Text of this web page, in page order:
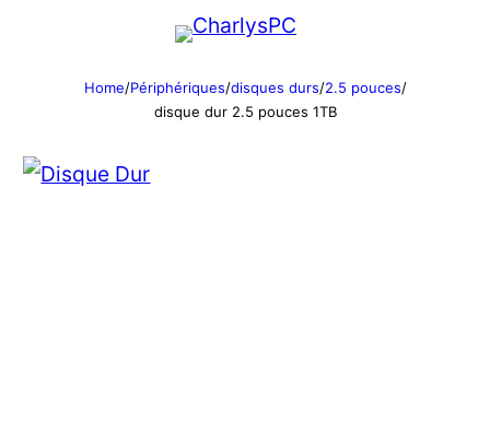
Home/Périphériques/disques durs/2.5 pouces/
disque dur 2.5 pouces 1TB